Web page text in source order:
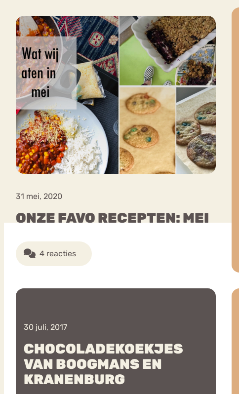
31 mei, 2020
ONZE FAVO RECEPTEN: MEI
4 reacties
30 juli, 2017
CHOCOLADEKOEKJES
VAN BOOGMANS EN
KRANENBURG
VEEL GEZOCHTE TERMEN
Boulimia Nervosa Eetstoornis
Orthorexia
Afvallen Angst